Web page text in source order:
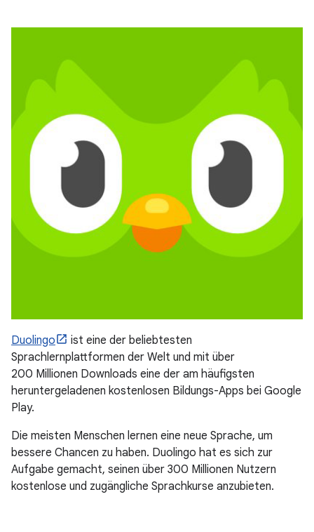
Duolingo
ist eine der beliebtesten
Sprachlernplattformen der Welt und mit über
200 Millionen Downloads eine der am häufigsten
heruntergeladenen kostenlosen Bildungs-Apps bei Google
Play.
Die meisten Menschen lernen eine neue Sprache, um
bessere Chancen zu haben. Duolingo hat es sich zur
Aufgabe gemacht, seinen über 300 Millionen Nutzern
kostenlose und zugängliche Sprachkurse anzubieten.